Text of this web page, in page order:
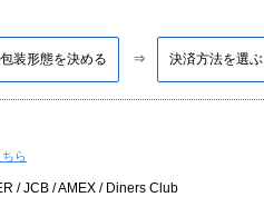
装形態を決める 決済方法を選ぶ
ら
/ JCB / AMEX / Diners Club